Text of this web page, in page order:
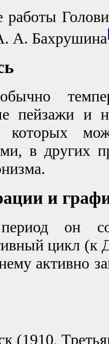
работы
А. Бахрушина
обычно
пейзажи и
в других
и
он
цикл (к
активно
(1910,